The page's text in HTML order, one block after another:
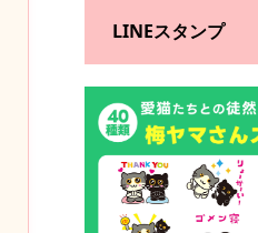
LINEスタンプ